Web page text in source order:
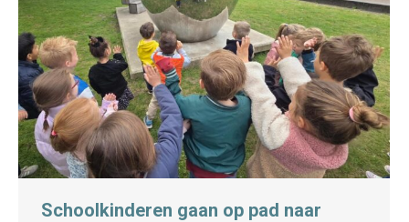
Schoolkinderen gaan op pad naar